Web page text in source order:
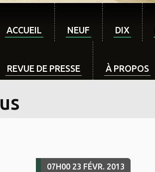
ACCUEIL NEUF DIX
REVUE DE PRESSE À PROPOS
us
07H00 23 FÉVR. 2013